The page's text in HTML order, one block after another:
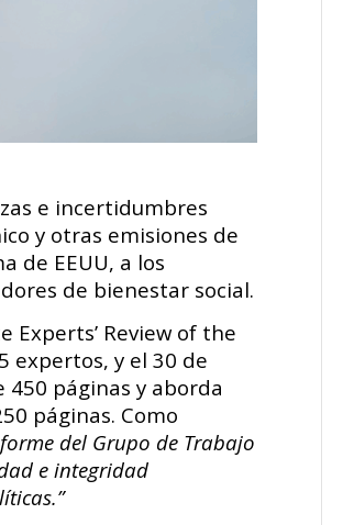
e incertidumbres
y otras emisiones de
de EEUU, a los
de bienestar social.
Review of the
expertos, y el 30 de
páginas y aborda
páginas. Como
del Grupo de Trabajo
e integridad